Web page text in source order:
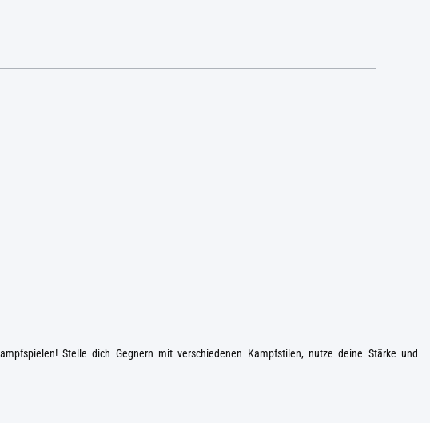
Stelle dich Gegnern mit verschiedenen Kampfstilen, nutze deine Stärke und